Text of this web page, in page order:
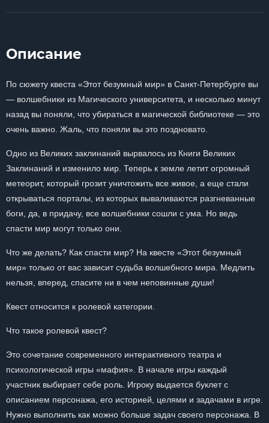
Описание
По сюжету квеста «Этот безумный мир» в Санкт-Петербурге вы
— волшебники из Магического университета, и несколько минут
назад вы поняли, что убираться в магической библиотеке — это
очень важно. Жаль, что поняли вы это поздновато.
Одно из Великих заклинаний вырвалось из Книги Великих
Заклинаний и изменило мир. Теперь к земле летит огромный
метеорит, который грозит уничтожить все живое, а еще стали
открываться порталы, из которых вываливаются разгневанные
боги, да, в придачу, все волшебники сошли с ума. Но ведь
спасти мир могут только они.
Что же делать? Как спасти мир? На квесте «Этот безумный
мир» только от вас зависит судьба волшебного мира. Медлить
нельзя, вперед, спасите ни в чем неповинные души!
Квест относится к ролевой категории.
Что такое ролевой квест?
Это сочетание современного интерактивного театра и
психологической игры «мафия». В начале игры каждый
участник выбирает себе роль. Игроку выдается буклет с
описанием персонажа, его историей, целями и задачами в игре.
Нужно выполнить как можно больше задач своего персонажа. В